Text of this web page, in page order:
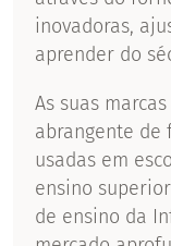
inovadoras,
aprender do
As suas
abrangente de
usadas em
ensino
de ensino da